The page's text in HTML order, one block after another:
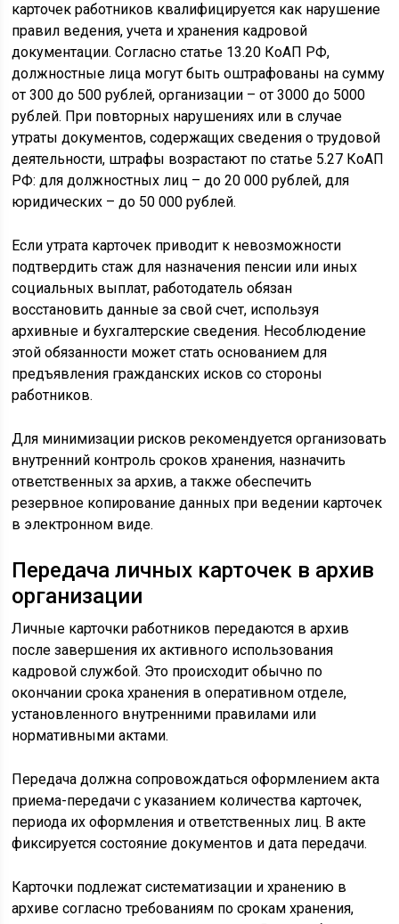
карточек работников квалифицируется как нарушение
правил ведения, учета и хранения кадровой
документации. Согласно статье 13.20 КоАП РФ,
должностные лица могут быть оштрафованы на сумму
от 300 до 500 рублей, организации – от 3000 до 5000
рублей. При повторных нарушениях или в случае
утраты документов, содержащих сведения о трудовой
деятельности, штрафы возрастают по статье 5.27 КоАП
РФ: для должностных лиц – до 20 000 рублей, для
юридических – до 50 000 рублей.
Если утрата карточек приводит к невозможности
подтвердить стаж для назначения пенсии или иных
социальных выплат, работодатель обязан
восстановить данные за свой счет, используя
архивные и бухгалтерские сведения. Несоблюдение
этой обязанности может стать основанием для
предъявления гражданских исков со стороны
работников.
Для минимизации рисков рекомендуется организовать
внутренний контроль сроков хранения, назначить
ответственных за архив, а также обеспечить
резервное копирование данных при ведении карточек
в электронном виде.
Передача личных карточек в архив
организации
Личные карточки работников передаются в архив
после завершения их активного использования
кадровой службой. Это происходит обычно по
окончании срока хранения в оперативном отделе,
установленного внутренними правилами или
нормативными актами.
Передача должна сопровождаться оформлением акта
приема-передачи с указанием количества карточек,
периода их оформления и ответственных лиц. В акте
фиксируется состояние документов и дата передачи.
Карточки подлежат систематизации и хранению в
архиве согласно требованиям по срокам хранения,